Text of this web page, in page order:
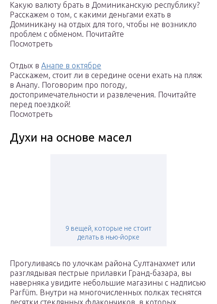
Какую валюту брать в Доминиканскую республику?
Расскажем о том, с какими деньгами ехать в
Доминикану на отдых для того, чтобы не возникло
проблем с обменом. Почитайте
Посмотреть
Отдых в Анапе в октябре
Расскажем, стоит ли в середине осени ехать на пляж
в Анапу. Поговорим про погоду,
достопримечательности и развлечения. Почитайте
перед поездкой!
Посмотреть
Духи на основе масел
9 вещей, которые не стоит
делать в нью-йорке
Прогуливаясь по улочкам района Султанахмет или
разглядывая пестрые прилавки Гранд-базара, вы
наверняка увидите небольшие магазины с надписью
Parfüm. Внутри на многочисленных полках теснятся
десятки стеклянных флакончиков, в которых